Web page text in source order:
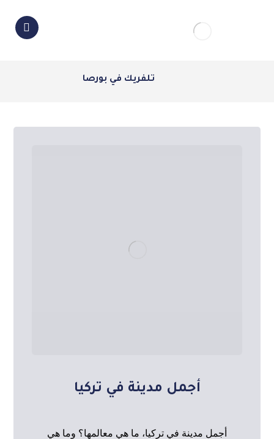
تلفريك في بورصا
أجمل مدينة في تركيا
أجمل مدينة في تركيا، ما هي معالمها؟ وما هي